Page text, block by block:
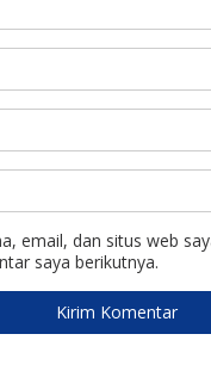
email, dan situs web
saya berikutnya.